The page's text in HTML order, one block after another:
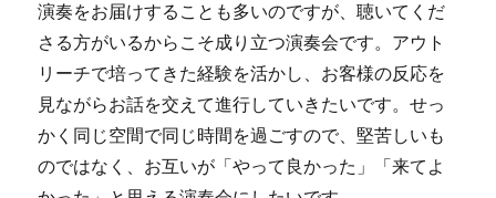
演奏をお届けすることも多いのですが、聴いてくだ
さる方がいるからこそ成り立つ演奏会です。アウト
リーチで培ってきた経験を活かし、お客様の反応を
見ながらお話を交えて進行していきたいです。せっ
かく同じ空間で同じ時間を過ごすので、堅苦しいも
のではなく、お互いが「やって良かった」「来てよ